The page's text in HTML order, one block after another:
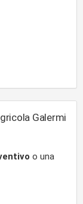
Galermi
o una